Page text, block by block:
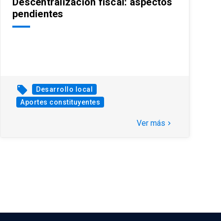
pendientes
local_offer
Desarrollo local
Aportes constituyentes
Ver más keyboard_arrow_right